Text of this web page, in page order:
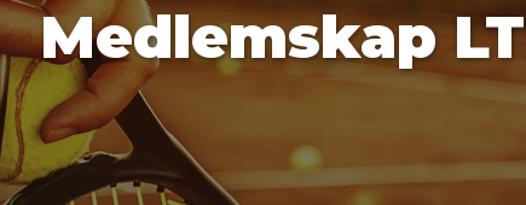
Medlemskap